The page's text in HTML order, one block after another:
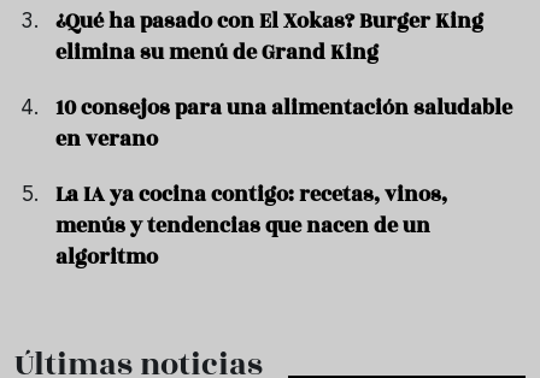
¿Qué ha pasado con El Xokas? Burger King
elimina su menú de Grand King
10 consejos para una alimentación saludable
en verano
La IA ya cocina contigo: recetas, vinos,
menús y tendencias que nacen de un
algoritmo
Últimas noticias